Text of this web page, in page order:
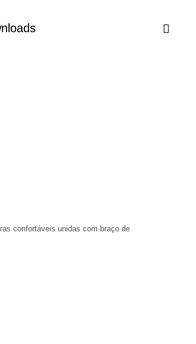
confortáveis unidas com braço de